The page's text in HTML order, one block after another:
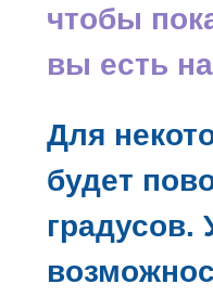
чтобы
вы есть
Для
будет
градусов.